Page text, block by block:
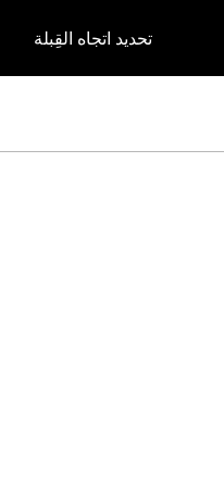
تحديد اتجاه القِبلة